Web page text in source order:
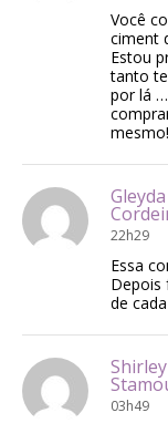
Você
ciment
Estou
tanto
por lá
Gleyda
22h29
Essa
Depois
de
Shirley
03h49